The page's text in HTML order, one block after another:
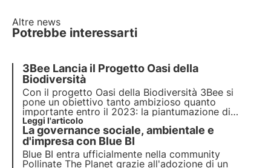
Altre news
Potrebbe interessarti
3Bee Lancia il Progetto Oasi della
Biodiversità
Con il progetto Oasi della Biodiversità 3Bee si
pone un obiettivo tanto ambizioso quanto
importante entro il 2023: la piantumazione di
100.000 alberi autoctoni
nettare a un equivalente di circa 3.500 alveari,
assorbendo circa 10 mila tonnellate di CO2
all'anno.
Leggi l'articolo
La governance sociale, ambientale e
d'impresa con Blue BI
Blue BI entra ufficialmente nella community
Pollinate The Planet grazie all'adozione di un